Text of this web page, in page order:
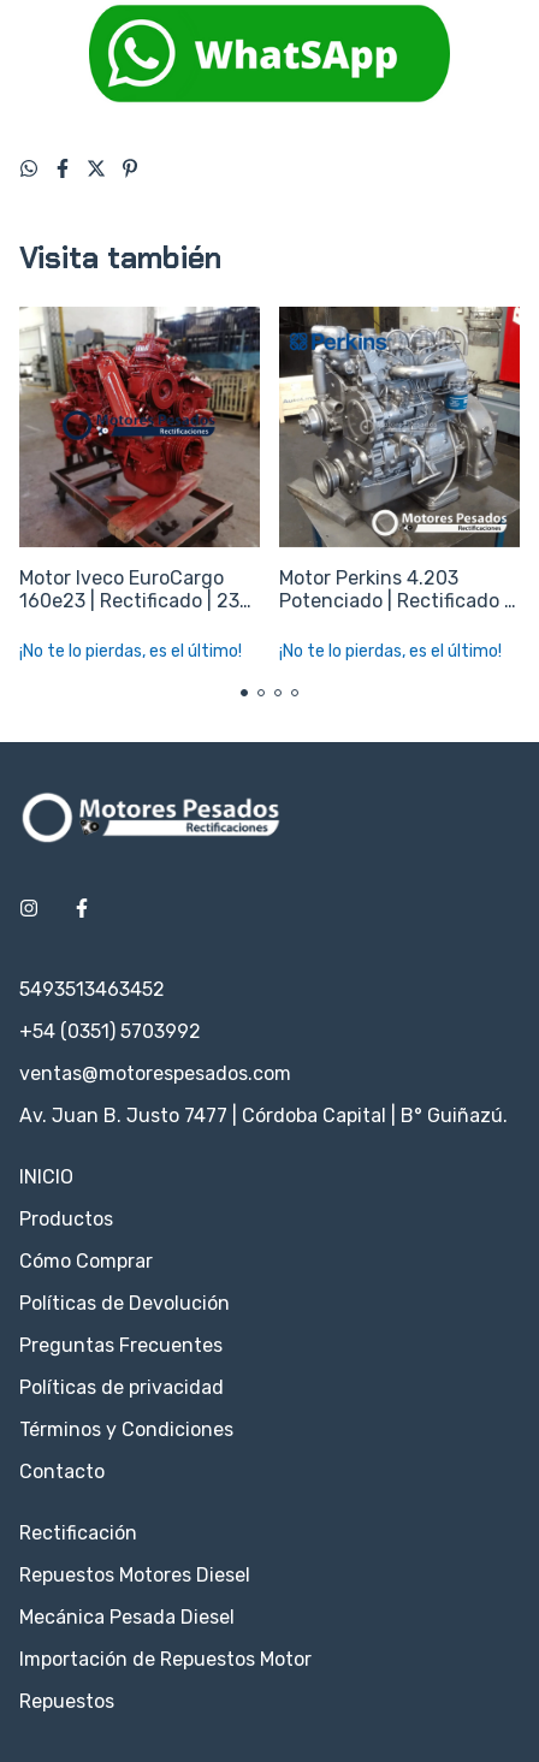
Visita también
Motor Iveco EuroCargo
160e23 | Rectificado | 230
¡No te lo pierdas, es el último!
Motor Perkins 4.203
Potenciado | Rectificado |
¡No te lo pierdas, es el último!
5493513463452
+54 (0351) 5703992
ventas@motorespesados.com
Av. Juan B. Justo 7477 | Córdoba Capital | B° Guiñazú.
INICIO
Productos
Cómo Comprar
Políticas de Devolución
Preguntas Frecuentes
Políticas de privacidad
Términos y Condiciones
Contacto
Rectificación
Repuestos Motores Diesel
Mecánica Pesada Diesel
Importación de Repuestos Motor
Repuestos